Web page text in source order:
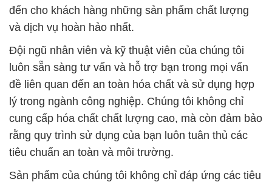
đến cho khách hàng những sản phẩm chất lượng
và dịch vụ hoàn hảo nhất.
Đội ngũ nhân viên và kỹ thuật viên của chúng tôi
luôn sẵn sàng tư vấn và hỗ trợ bạn trong mọi vấn
đề liên quan đến an toàn hóa chất và sử dụng hợp
lý trong ngành công nghiệp. Chúng tôi không chỉ
cung cấp hóa chất chất lượng cao, mà còn đảm bảo
rằng quy trình sử dụng của bạn luôn tuân thủ các
tiêu chuẩn an toàn và môi trường.
Sản phẩm của chúng tôi không chỉ đáp ứng các tiêu